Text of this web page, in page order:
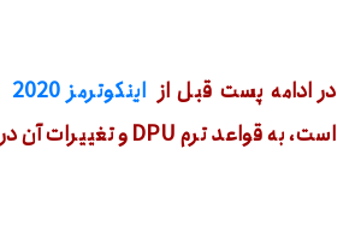
در ادامه پست قبل از اینکوترمز 2020
است، به قواعد ترم DPU و تغییرات آن در مقایسه با